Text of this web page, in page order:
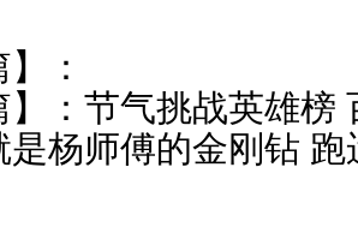
】：
】： 节气挑战英雄榜
是杨师傅的金刚钻